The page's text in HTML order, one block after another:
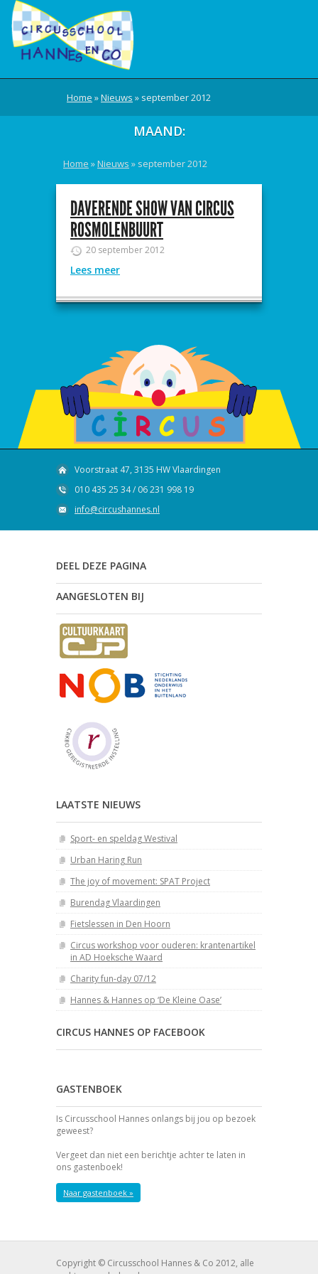
Home »Nieuws » september 2012
MAAND:
Home »Nieuws » september 2012
DAVERENDE SHOW VAN CIRCUS
ROSMOLENBUURT
20 september 2012
Lees meer
Voorstraat 47, 3135 HW Vlaardingen
010 435 25 34 / 06 231 998 19
info@circushannes.nl
DEEL DEZE PAGINA
AANGESLOTEN BIJ
LAATSTE NIEUWS
Sport- en speldag Westival
Urban Haring Run
The joy of movement: SPAT Project
Burendag Vlaardingen
Fietslessen in Den Hoorn
Circus workshop voor ouderen: krantenartikel
in AD Hoeksche Waard
Charity fun-day 07/12
Hannes & Hannes op ‘De Kleine Oase’
CIRCUS HANNES OP FACEBOOK
GASTENBOEK
Is Circusschool Hannes onlangs bij jou op bezoek
geweest?
Vergeet dan niet een berichtje achter te laten in
ons gastenboek!
Naar gastenboek »
Copyright © Circusschool Hannes & Co 2012, alle